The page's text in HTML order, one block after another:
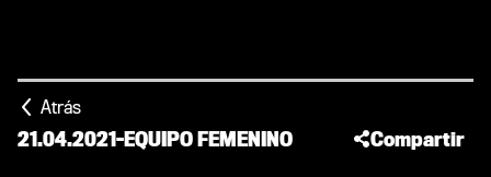
Atrás
21.04.2021-EQUIPO FEMENINO Compartir